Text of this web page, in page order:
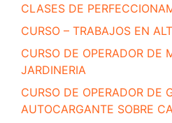
CLASES DE
CURSO – TRABAJOS EN
CURSO DE OPERADOR DE
JARDINERIA
CURSO DE OPERADOR DE
AUTOCARGANTE SOBRE